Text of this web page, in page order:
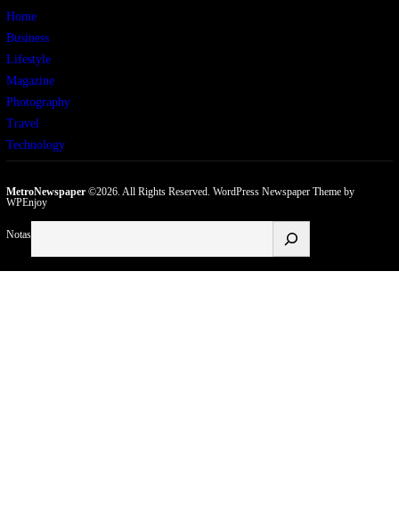
Home
Business
Lifestyle
Magazine
Photography
Travel
Technology
MetroNewspaper©2026. All Rights Reserved. WordPress Newspaper Themeby
WPEnjoy
Notas